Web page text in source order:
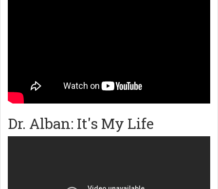
Dr. Alban: It's My Life